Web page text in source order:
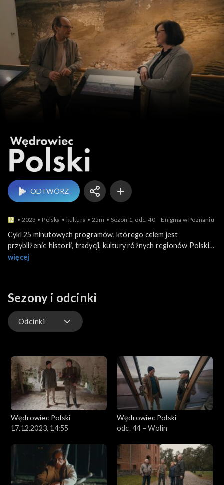
Wędrowiec Polski
ODTWÓRZ
2023 Polska kultura 25m Sezon 1, odc. 40 – Enigma w Poznaniu
Cykl 25 minutowych programów, którego celem jest
przybliżenie historii, tradycji, kultury różnych regionów Polski.
Tym razem z Wędrowcem wybierzemy się do Poznania.
więcej
Sezony i odcinki
Odcinki
Wędrowiec Polski
17.12.2023, 14:55
Wędrowiec Polski
odc. 44 – Wolin